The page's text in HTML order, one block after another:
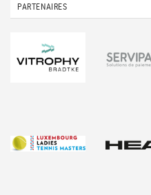
PARTENAIRES